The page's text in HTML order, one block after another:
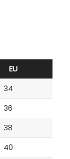
EU
34
36
38
40